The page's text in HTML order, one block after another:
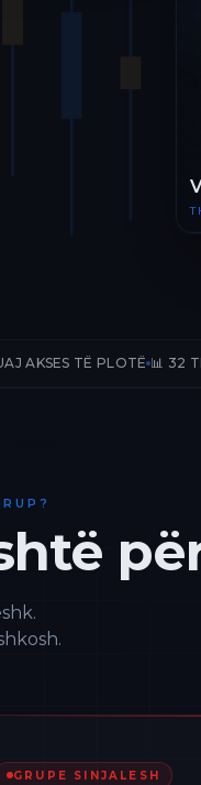
📊 32 TRADE-E TË
GRUPE SINJALESH